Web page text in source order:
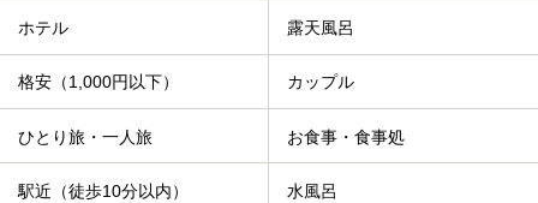
ホテル 露天風呂
格安（1,000円以下） カップル
ひとり旅・一人旅 お食事・食事処
駅近（徒歩10分以内） 水風呂